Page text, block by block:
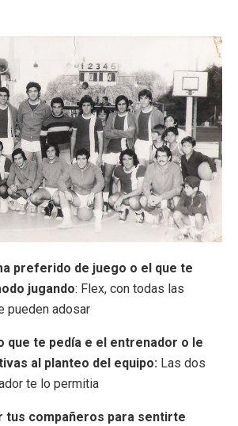
preferido de juego o el que te
jugando: Flex, con todas las
pueden adosar
que te pedía e el entrenador o le
al planteo del equipo: Las dos
te lo permitia
tus compañeros para sentirte